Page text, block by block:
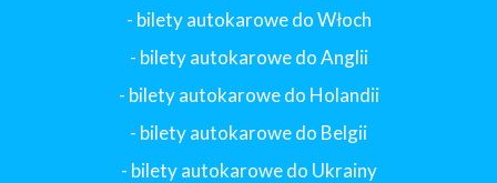
- bilety autokarowe do Włoch
- bilety autokarowe do Anglii
- bilety autokarowe do Holandii
- bilety autokarowe do Belgii
- bilety autokarowe do Ukrainy